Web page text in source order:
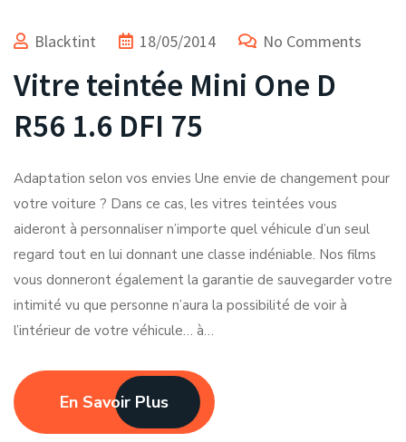
Blacktint 18/05/2014 No Comments
Vitre teintée Mini One D
R56 1.6 DFI 75
Adaptation selon vos envies Une envie de changement pour
votre voiture ? Dans ce cas, les vitres teintées vous
aideront à personnaliser n’importe quel véhicule d’un seul
regard tout en lui donnant une classe indéniable. Nos films
vous donneront également la garantie de sauvegarder votre
intimité vu que personne n’aura la possibilité de voir à
l’intérieur de votre véhicule… à…
En Savoir Plus